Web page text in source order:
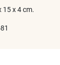
15 x 4 cm.